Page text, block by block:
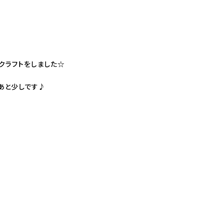
ラフトをしました☆
と少しです♪